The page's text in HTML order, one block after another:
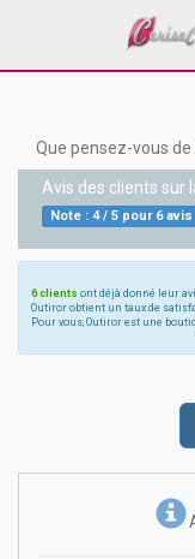
Que pensez-vous de
Avis des clients sur
Note : 4/ 5pour 6avis
6 clients ont déjà donné leur
Outiror obtient un taux de
Pour vous, Outiror est une